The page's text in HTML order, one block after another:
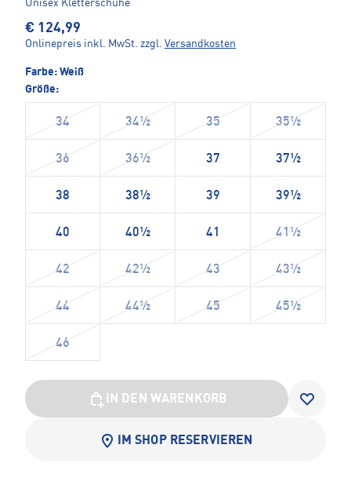
Unisex Kletterschuhe
€ 124,99
Onlinepreis inkl. MwSt. zzgl. Versandkosten
Farbe: Weiß
Größe:
34 34½ 35 35½
36 36½ 37 37½
38 38½ 39 39½
40 40½ 41 41½
42 42½ 43 43½
44 44½ 45 45½
46
IN DEN WARENKORB
IM SHOP RESERVIEREN